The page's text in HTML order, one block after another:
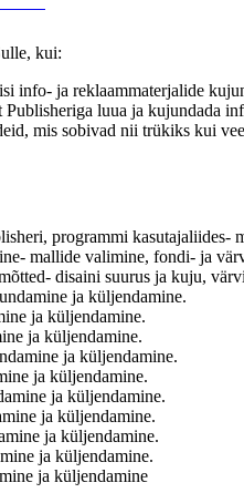
kui:
info- ja reklaammaterjalide
luua ja kujundada
mis sobivad nii trükiks kui
programmi kasutajaliides-
mallide valimine, fondi- ja
disaini suurus ja kuju,
ja küljendamine.
ja küljendamine.
ja küljendamine.
ja küljendamine.
ja küljendamine.
ja küljendamine.
ja küljendamine.
ja küljendamine.
ja küljendamine.
ja küljendamine